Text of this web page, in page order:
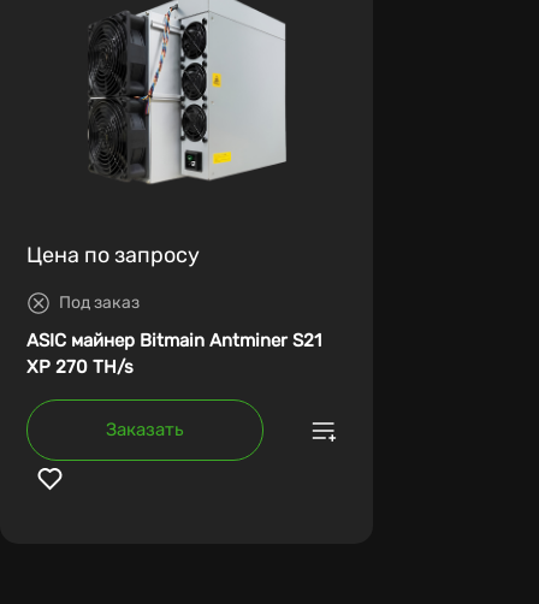
Цена по запросу
Под заказ
ASIC майнер Bitmain Antminer S21
XP 270 TH/s
Заказать